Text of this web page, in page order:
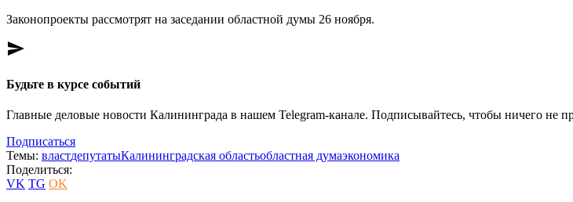
Законопроекты рассмотрят на заседании областной думы 26 ноября.
send
Будьте в курсе событий
Главные деловые новости Калининграда в нашем Telegram-канале. Подписывайтесь, чтобы ничего не
Подписаться
Темы: властдепутатыКалининградская областьобластная думаэкономика
Поделиться:
VK TG OK